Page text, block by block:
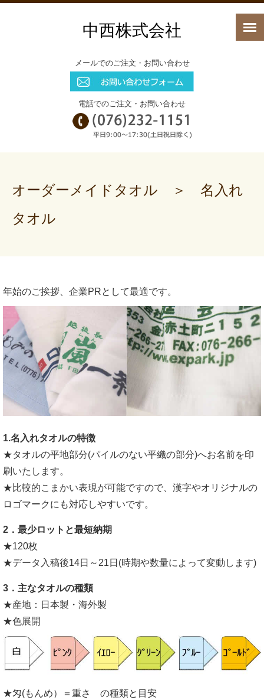
中西株式会社
メールでのご注文・お問い合わせ
電話でのご注文・お問い合わせ
オーダーメイドタオル ＞ 名入れ
タオル
年始のご挨拶、企業PRとして最適です。
1.名入れタオルの特徴
★タオルの平地部分(パイルのない平織の部分)へお名前を印
刷いたします。
★比較的こまかい表現が可能ですので、漢字やオリジナルの
ロゴマークにも対応しやすいです。
2．最少ロットと最短納期
★120枚
★データ入稿後14日～21日(時期や数量によって変動します)
3．主なタオルの種類
★産地：日本製・海外製
★色展開
★匁(もんめ）＝重さ の種類と目安